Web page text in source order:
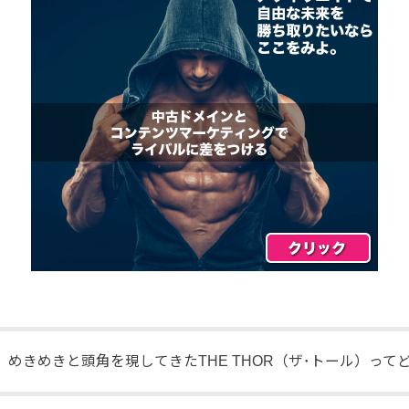
めきめきと頭角を現してきたTHE THOR（ザ･トール）って